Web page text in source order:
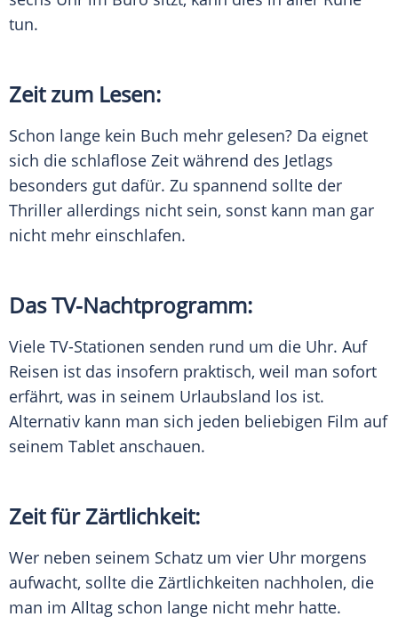
tun.
Zeit zum Lesen:
Schon lange kein Buch mehr gelesen? Da eignet
sich die schlaflose Zeit während des Jetlags
besonders gut dafür. Zu spannend sollte der
Thriller allerdings nicht sein, sonst kann man gar
nicht mehr einschlafen.
Das TV-Nachtprogramm:
Viele TV-Stationen senden rund um die Uhr. Auf
Reisen ist das insofern praktisch, weil man sofort
erfährt, was in seinem Urlaubsland los ist.
Alternativ kann man sich jeden beliebigen Film auf
seinem Tablet anschauen.
Zeit für Zärtlichkeit:
Wer neben seinem Schatz um vier Uhr morgens
aufwacht, sollte die Zärtlichkeiten nachholen, die
man im Alltag schon lange nicht mehr hatte.